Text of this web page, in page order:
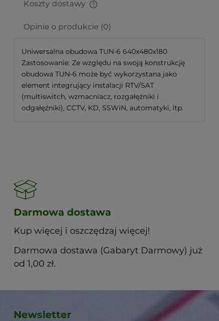
Koszty dostawy
Opinie o produkcie (0)
Uniwersalna obudowa TUN-6 640x480x180
Zastosowanie: Ze względu na swoją konstrukcję
obudowa TUN-6 może być wykorzystana jako
element integrujący instalacji RTV/SAT
(multiswitch, wzmacniacz, rozgałęźniki i
odgałęźniki), CCTV, KD, SSWiN, automatyki, itp.
Darmowa dostawa
Kup więcej i oszczędzaj więcej!
Darmowa dostawa (Gabaryt Darmowy) już
od 1,00 zł.
Newsletter